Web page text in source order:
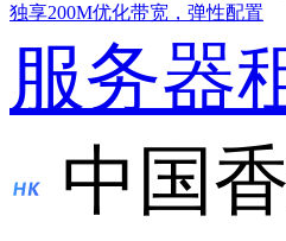
独享200M优化带宽，弹性配置
服务器
中国